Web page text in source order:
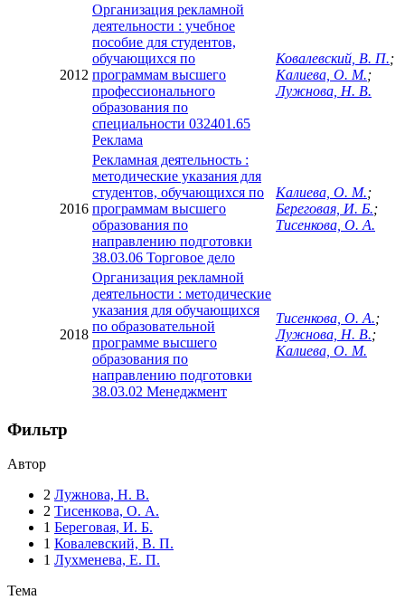
2012
Организация рекламной
деятельности : учебное
пособие для студентов,
обучающихся по
программам высшего
профессионального
образования по
специальности 032401.65
Реклама
Ковалевский, В. П.;
Калиева, О. М.;
Лужнова, Н. В.
2016
Рекламная деятельность :
методические указания для
студентов, обучающихся по
программам высшего
образования по
направлению подготовки
38.03.06 Торговое дело
Калиева, О. М.;
Береговая, И. Б.;
Тисенкова, О. А.
2018
Организация рекламной
деятельности : методические
указания для обучающихся
по образовательной
программе высшего
образования по
направлению подготовки
38.03.02 Менеджмент
Тисенкова, О. А.;
Лужнова, Н. В.;
Калиева, О. М.
Фильтр
Автор
2 Лужнова, Н. В.
2 Тисенкова, О. А.
1 Береговая, И. Б.
1 Ковалевский, В. П.
1 Лухменева, Е. П.
Тема